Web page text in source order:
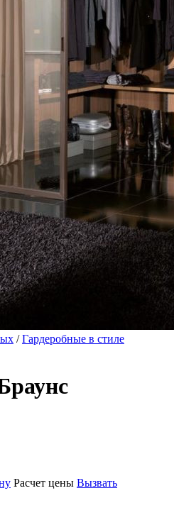
/Гардеробные в стиле
Расчет цены Вызвать